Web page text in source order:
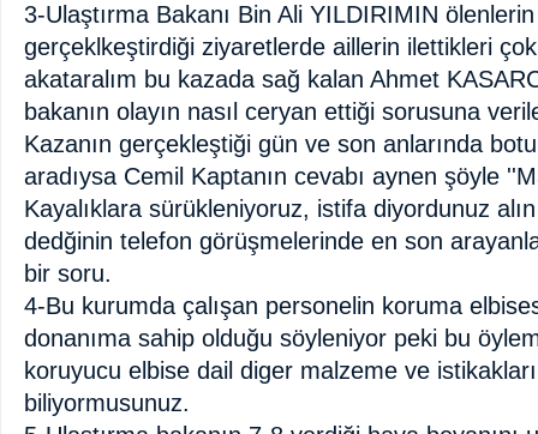
3-Ulaştırma Bakanı Bin Ali YILDIRIMIN
gerçeklkeştirdiği ziyaretlerde aillerin ilettikleri
akataralım bu kazada sağ kalan Ahmet
bakanın olayın nasıl ceryan ettiği sorusuna
Kazanın gerçekleştiği gün ve son anlarında
aradıysa Cemil Kaptanın cevabı aynen şöyle
Kayalıklara sürükleniyoruz, istifa diyordunuz
dedğinin telefon görüşmelerinde en son
bir soru.
4-Bu kurumda çalışan personelin koruma
donanıma sahip olduğu söyleniyor peki bu
koruyucu elbise dail diger malzeme ve
biliyormusunuz.